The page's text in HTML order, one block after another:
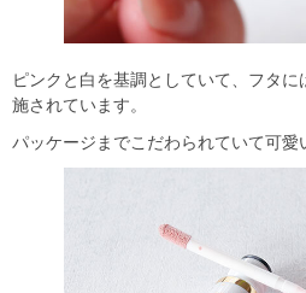
ピンクと白を基調としていて、フタ
施されています。
パッケージまでこだわられていて可